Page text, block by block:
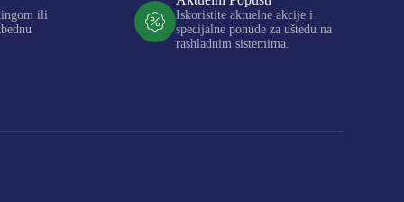
ili
Iskoristite aktuelne akcije i
specijalne ponude za uštedu na
rashladnim sistemima.